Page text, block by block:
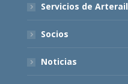
Servicios de Arterail
Socios
Noticias